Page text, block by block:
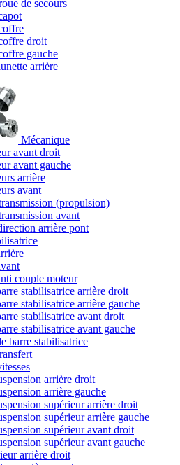
de secours
droit
gauche
arrière
Mécanique
avant droit
avant gauche
arrière
avant
(propulsion)
avant
arrière pont
couple moteur
stabilisatrice arrière droit
stabilisatrice arrière gauche
stabilisatrice avant droit
stabilisatrice avant gauche
barre stabilisatrice
arrière droit
arrière gauche
supérieur arrière droit
supérieur arrière gauche
supérieur avant droit
supérieur avant gauche
arrière droit